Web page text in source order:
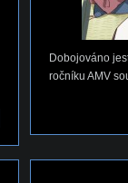
Dobojováno
ročníku AMV